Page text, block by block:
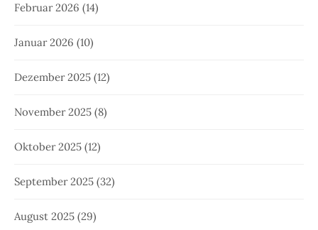
Februar 2026 (14)
Januar 2026 (10)
Dezember 2025 (12)
November 2025 (8)
Oktober 2025 (12)
September 2025 (32)
August 2025 (29)